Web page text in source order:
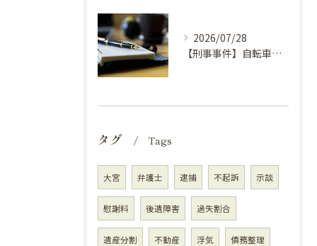
2026/07/28
【刑事事件】自転車窃盗で弁護士に依頼するべき場合の理由②
タグ Tags
大宮 弁護士 逮捕 不起訴 示談
慰謝料 後遺障害 過失割合
遺産分割 不動産 浮気 債務整理